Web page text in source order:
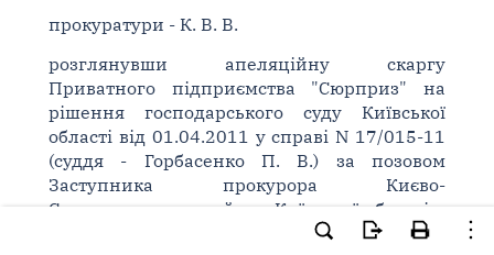
прокуратури - К. В. В.
розглянувши апеляційну скаргу
Приватного підприємства "Сюрприз" на
рішення господарського суду Київської
області від 01.04.2011 у справі N 17/015-11
(суддя - Горбасенко П. В.) за позовом
Заступника прокурора Києво-
Святошинського району Київської області в
інтересах держави в особі Інспекції